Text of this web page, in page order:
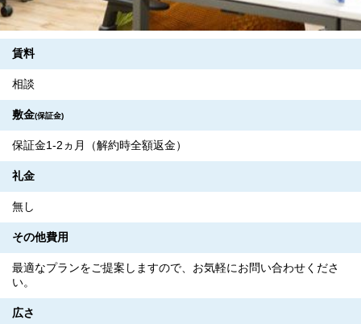
賃料
相談
敷金(保証金)
保証金1-2ヵ月（解約時全額返金）
礼金
無し
その他費用
最適なプランをご提案しますので、お気軽にお問い合わせくださ
い。
広さ